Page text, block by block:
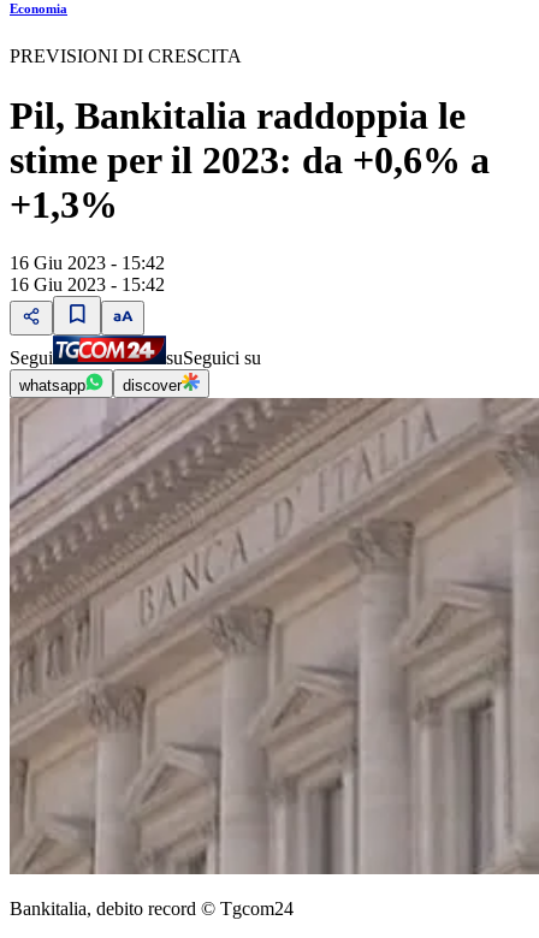
Economia
PREVISIONI DI CRESCITA
Pil, Bankitalia raddoppia le
stime per il 2023: da +0,6% a
+1,3%
16 Giu 2023 - 15:42
16 Giu 2023 - 15:42
Segui suSeguici su
whatsapp discover
Bankitalia, debito record © Tgcom24